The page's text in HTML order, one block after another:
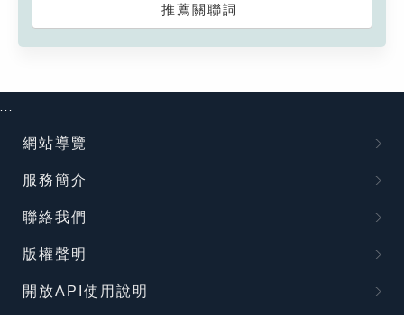
推薦關聯詞
:::
網站導覽
服務簡介
聯絡我們
版權聲明
開放API使用說明